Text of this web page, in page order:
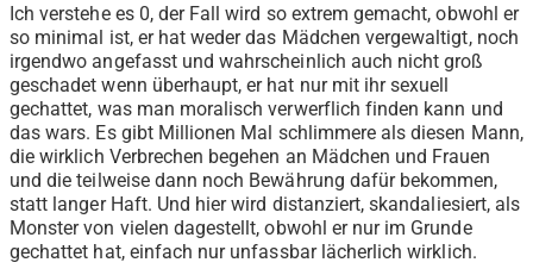
Ich verstehe es 0, der Fall wird so extrem gemacht, obwohl er
so minimal ist, er hat weder das Mädchen vergewaltigt, noch
irgendwo angefasst und wahrscheinlich auch nicht groß
geschadet wenn überhaupt, er hat nur mit ihr sexuell
gechattet, was man moralisch verwerflich finden kann und
das wars. Es gibt Millionen Mal schlimmere als diesen Mann,
die wirklich Verbrechen begehen an Mädchen und Frauen
und die teilweise dann noch Bewährung dafür bekommen,
statt langer Haft. Und hier wird distanziert, skandaliesiert, als
Monster von vielen dagestellt, obwohl er nur im Grunde
gechattet hat, einfach nur unfassbar lächerlich wirklich.